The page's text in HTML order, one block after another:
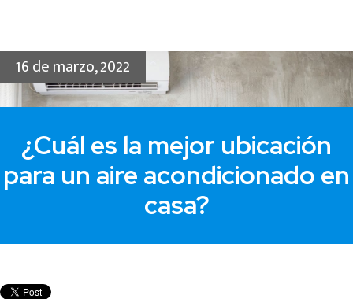
16 de marzo, 2022
¿Cuál es la mejor ubicación
para un aire acondicionado en
casa?